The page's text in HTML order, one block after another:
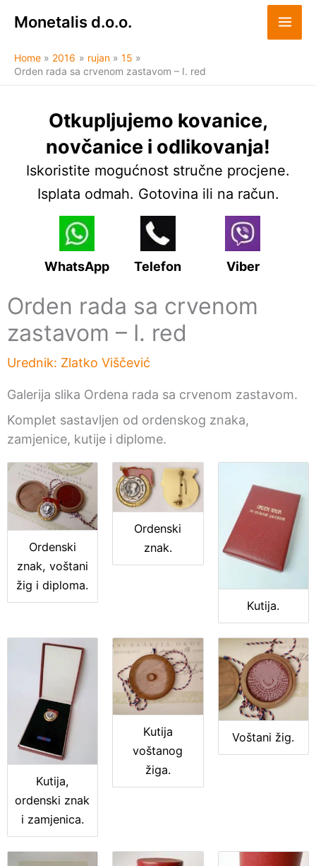
Monetalis d.o.o.
Home 2016 rujan
15
Orden rada sa crvenom zastavom – I. red
Otkupljujemo kovanice,
novčanice i odlikovanja!
Iskoristite mogućnost stručne procjene.
Isplata odmah. Gotovina ili na račun.
WhatsApp Viber
Telefon
Orden rada sa crvenom
zastavom – I. red
Urednik: Zlatko Viščević
Galerija slika Ordena rada sa crvenom zastavom.
Komplet sastavljen od ordenskog znaka,
zamjenice, kutije i diplome.
Ordenski
znak, voštani
žig i diploma.
Ordenski
znak.
Kutija.
Kutija,
ordenski znak
i zamjenica.
Kutija
voštanog
žiga.
Voštani žig.